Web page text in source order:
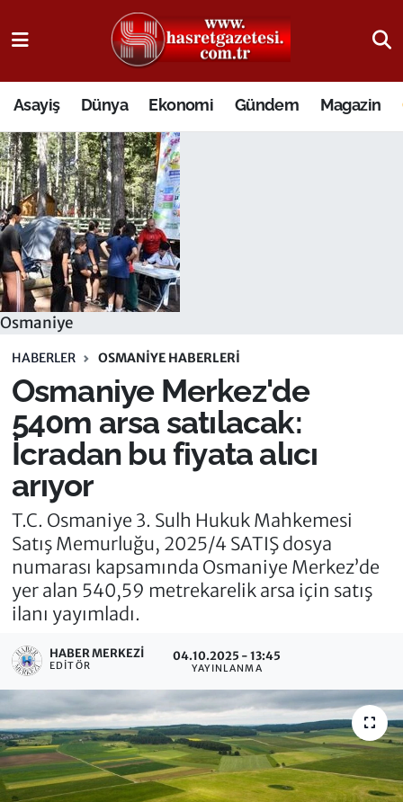
Asayiş Dünya Ekonomi Gündem Magazin
Osmaniye
HABERLER OSMANIYE HABERLERI
Osmaniye Merkez'de
540m arsa satılacak:
İcradan bu fiyata alıcı
arıyor
T.C. Osmaniye 3. Sulh Hukuk Mahkemesi
Satış Memurluğu, 2025/4 SATIŞ dosya
numarası kapsamında Osmaniye Merkez’de
yer alan 540,59 metrekarelik arsa için satış
ilanı yayımladı.
HABER MERKEZI
EDITÖR
04.10.2025 - 13:45
YAYINLANMA
Osmaniye Nöbetçi Eczaneler
Osmaniye Hava Durumu
Osmaniye Trafik Yoğunluk Haritası
Süper Lig Puan Durumu ve Fikstür
Tüm Manşetler
Son Dakika Haberleri